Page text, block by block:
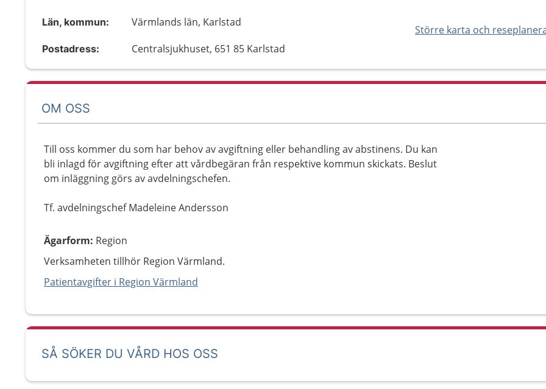
Större karta och
Län, kommun: Värmlands län, Karlstad
Postadress: Centralsjukhuset, 651 85 Karlstad
OM OSS
Till oss kommer du som har behov av avgiftning eller behandling av abstinens. Du kan
bli inlagd för avgiftning efter att vårdbegäran från respektive kommun skickats. Beslut
om inläggning görs av avdelningschefen.
Tf. avdelningschef Madeleine Andersson
Ägarform: Region
Verksamheten tillhör Region Värmland.
Patientavgifter i Region Värmland
SÅ SÖKER DU VÅRD HOS OSS